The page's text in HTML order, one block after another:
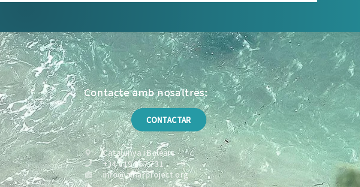
Contacte amb nosaltres:
CONTACTAR
Catalunya i Balears
+34 619 957 731
info@amarproject.org